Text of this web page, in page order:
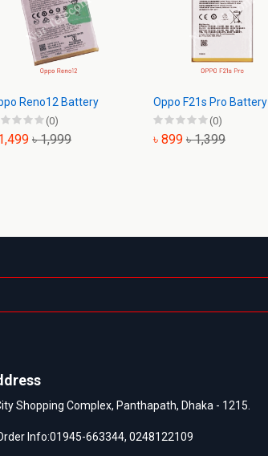
Reno12 Battery
(0)
৳ 1,999
Oppo F21s Pro Battery
(0)
৳ 899 ৳ 1,399
Shopping Complex, Panthapath, Dhaka - 1215.
Info:01945-663344, 0248122109